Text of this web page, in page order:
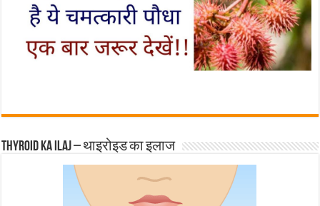
Thyroid ka ilaj – थाइरोइड का इलाज